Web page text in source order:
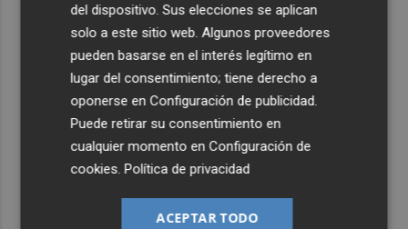
del dispositivo. Sus elecciones se aplican
solo a este sitio web. Algunos proveedores
pueden basarse en el interés legítimo en
lugar del consentimiento; tiene derecho a
oponerse enConfiguración de publicidad
Puede retirar su consentimiento en
cualquier momento enConfiguración de
cookies .Política de privacidad
ACEPTAR TODO